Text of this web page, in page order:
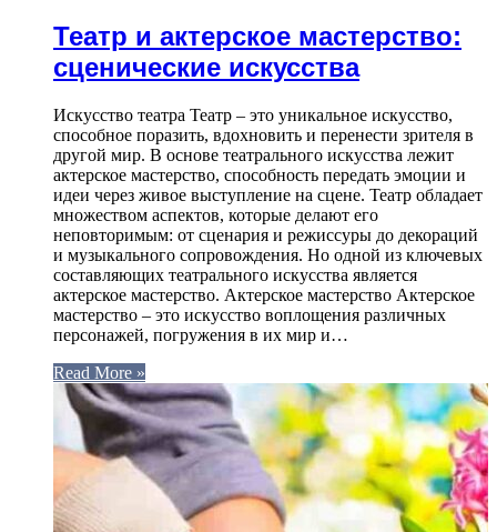
Театр и актерское мастерство:
сценические искусства
Искусство театра Театр – это уникальное искусство,
способное поразить, вдохновить и перенести зрителя в
другой мир. В основе театрального искусства лежит
актерское мастерство, способность передать эмоции и
идеи через живое выступление на сцене. Театр обладает
множеством аспектов, которые делают его
неповторимым: от сценария и режиссуры до декораций
и музыкального сопровождения. Но одной из ключевых
составляющих театрального искусства является
актерское мастерство. Актерское мастерство Актерское
мастерство – это искусство воплощения различных
персонажей, погружения в их мир и…
Read More »